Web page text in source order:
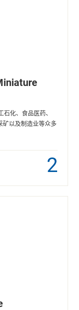
化、食品医药、
矿以及制造业等众多
2